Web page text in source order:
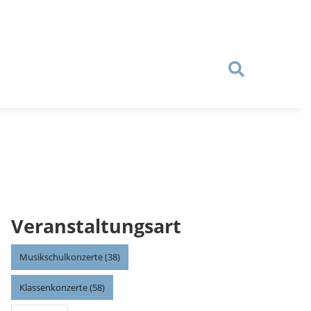
Veranstaltungsart
Musikschulkonzerte (38)
Klassenkonzerte (58)